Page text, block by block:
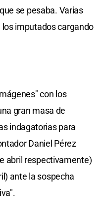
se pesaba. Varias
imputados cargando
con los
gran masa de
indagatorias para
Daniel Pérez
abril respectivamente)
ante la sospecha